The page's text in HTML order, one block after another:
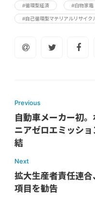
#循環型経済 #白物家電
#自己循環型マテリアルリサイク
Previous
自動車メーカー初
ニアゼロエミッシ
結
Next
拡大生産者責任連
項目を勧告